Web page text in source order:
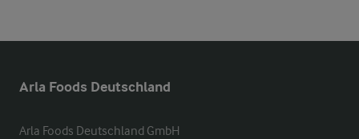
Arla Foods Deutschland
Arla Foods Deutschland GmbH